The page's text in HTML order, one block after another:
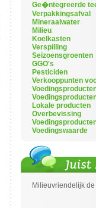
Ge�ntegreerde
Verpakkingsafval
Mineraalwater
Milieu
Koelkasten
Verspilling
Seizoensgroenten
GGO's
Pesticiden
Verkooppunten
Lokale producten
Overbevissing
Voedingswaarde
Milieuvriendelijk